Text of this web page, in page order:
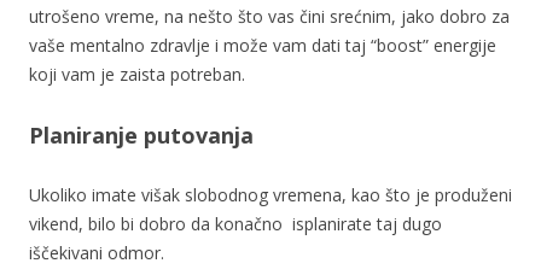
utrošeno vreme, na nešto što vas čini srećnim, jako dobro za
vaše mentalno zdravlje i može vam dati taj “boost” energije
koji vam je zaista potreban.
Planiranje putovanja
Ukoliko imate višak slobodnog vremena, kao što je produženi
vikend, bilo bi dobro da konačno isplanirate taj dugo
iščekivani odmor.